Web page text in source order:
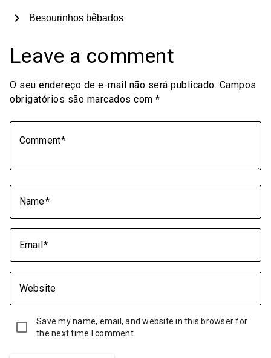
Besourinhos bêbados
chevron_right
Leave a comment
O seu endereço de e-mail não será publicado. Campos
obrigatórios são marcados com *
Comment
Name
Email
Website
Save my name, email, and website in this browser for
the next time I comment.